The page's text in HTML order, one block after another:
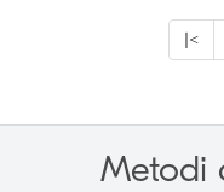
|<
Metodi